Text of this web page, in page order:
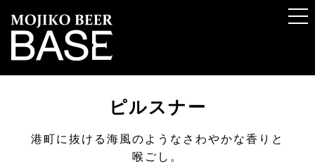
ピルスナー
港町に抜ける海風のようなさわやかな香りと
喉ごし。